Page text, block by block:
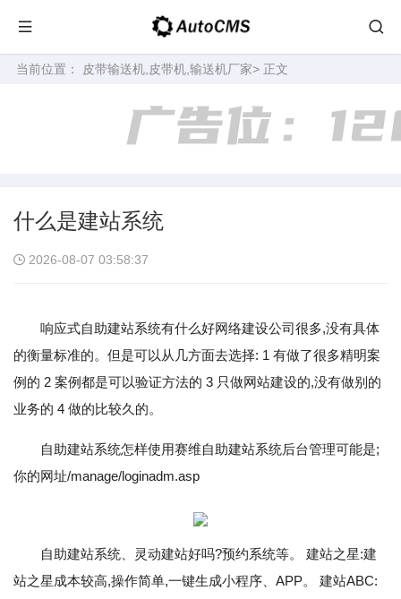
当前位置： 皮带输送机,皮带机,输送机厂家> 正文
什么是建站系统
2026-08-07 03:58:37
响应式自助建站系统有什么好网络建设公司很多,没有具体
的衡量标准的。但是可以从几方面去选择: 1 有做了很多精明案
例的 2 案例都是可以验证方法的 3 只做网站建设的,没有做别的
业务的 4 做的比较久的。
自助建站系统怎样使用赛维自助建站系统后台管理可能是;
你的网址/manage/loginadm.asp
自助建站系统、灵动建站好吗?预约系统等。 建站之星:建
站之星成本较高,操作简单,一键生成小程序、APP。 建站ABC: